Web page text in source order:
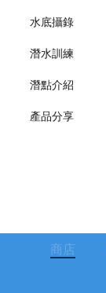
水底攝錄
潛水訓練
潛點介紹
產品分享
商店